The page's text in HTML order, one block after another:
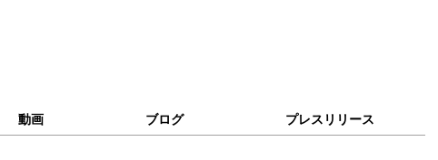
動画 ブログ プレスリリース